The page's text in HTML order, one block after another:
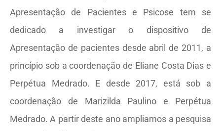
Apresentação de Pacientes e Psicose tem se
dedicado a investigar o dispositivo de
Apresentação de pacientes desde abril de 2011, a
princípio sob a coordenação de Eliane Costa Dias e
Perpétua Medrado. E desde 2017, está sob a
coordenação de Marizilda Paulino e Perpétua
Medrado. A partir deste ano ampliamos a pesquisa